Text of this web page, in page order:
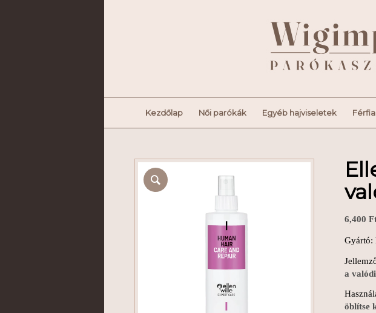
Kezdőlap Női parókák Egyéb hajviseletek
6,400
Gyártó:
a
öblítse